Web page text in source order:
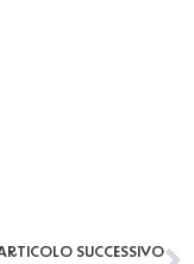
SUCCESSIVO